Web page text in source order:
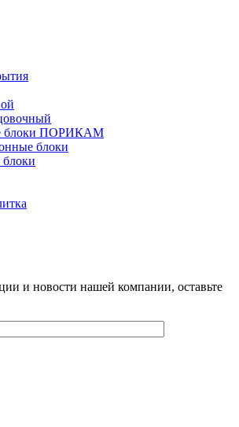
блоки ПОРИКАМ
блоки
блоки
и новости нашей компании, оставьте